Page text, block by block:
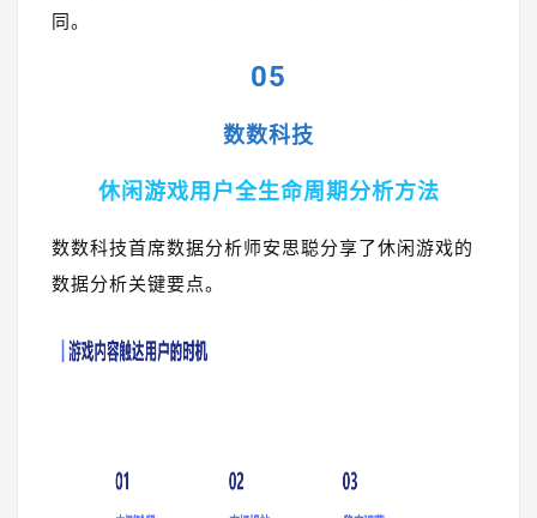
同。
05
数数科技
休闲游戏用户全生命周期分析方法
数数科技首席数据分析师安思聪分享了休闲游戏的
数据分析关键要点。